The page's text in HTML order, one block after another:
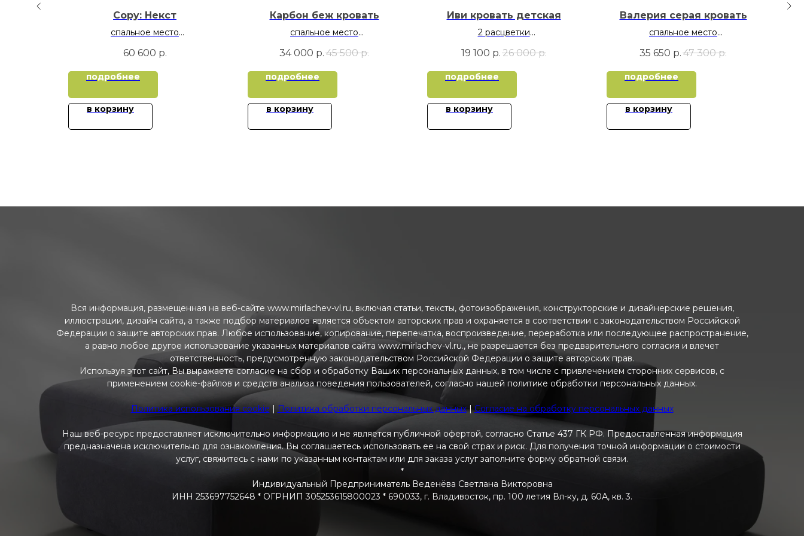
Copy: Некст
спальное место
60 600 р.
подробнее
в корзину
Карбон беж кровать
спальное место
34 000 р. 45 500 р.
подробнее
в корзину
Иви кровать детская
2 расцветки
19 100 р.26 000 р.
подробнее
в корзину
Валерия серая кровать
спальное место
35 650 р. 47 300 р.
подробнее
в корзину
Вся информация, размещенная на веб-сайте www.mirlachev-vl.ru, включая статьи, тексты, фотоизображения, конструкторские и дизайнерские решения,
иллюстрации, дизайн сайта, а также подбор материалов является объектом авторских прав и охраняется в соответствии с законодательством Российской
Федерации о защите авторских прав. Любое использование, копирование, перепечатка, воспроизведение, переработка или последующее распространение,
а равно любое другое использование указанных материалов сайта www.mirlachev-vl.ru., не разрешается без предварительного согласия и влечет
ответственность, предусмотренную законодательством Российской Федерации о защите авторских прав.
Используя этот сайт, Вы выражаете согласие на сбор и обработку Ваших персональных данных, в том числе с привлечением сторонних сервисов, с
применением cookie-файлов и средств анализа поведения пользователей, согласно нашей политике обработки персональных данных.
Политика использования cookie | Политика обработки персональных данных|Согласие на обработку персональных данных
Наш веб-ресурс предоставляет исключительно информацию и не является публичной офертой, согласно Статье 437 ГК РФ. Предоставленная информация
предназначена исключительно для ознакомления. Вы соглашаетесь использовать ее на свой страх и риск. Для получения точной информации о стоимости
услуг, свяжитесь с нами по указанным контактам или для заказа услуг заполните форму обратной связи.
*
Индивидуальный Предприниматель Веденёва Светлана Викторовна
ИНН 253697752648 * ОГРНИП 305253615800023 * 690033, г. Владивосток, пр. 100 летия Вл-ку, д. 60А, кв. 3.